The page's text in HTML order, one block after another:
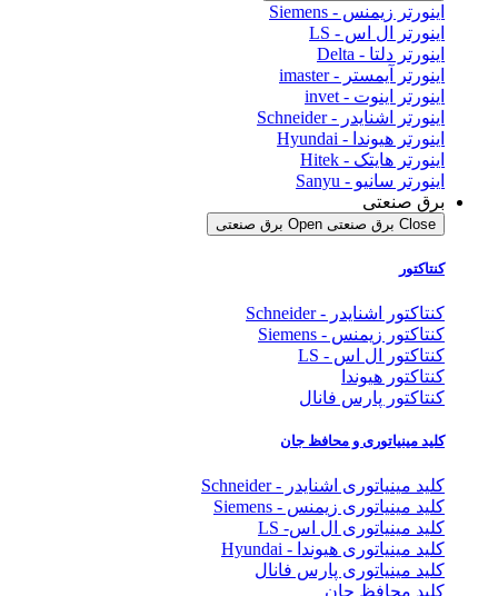
اینورتر زیمنس - Siemens
اینورتر ال اس - LS
اینورتر دلتا - Delta
اینورتر آیمستر - imaster
اینورتر اینوت - invet
اینورتر اشنایدر - Schneider
اینورتر هیوندا - Hyundai
اینورتر هایتک - Hitek
اینورتر سانیو - Sanyu
برق صنعتی
Close برق صنعتی Open برق صنعتی
کنتاکتور
کنتاکتور اشنایدر - Schneider
کنتاکتور زیمنس - Siemens
کنتاکتور ال اس - LS
کنتاکتور هیوندا
کنتاکتور پارس فانال
کلید مینیاتوری و محافظ جان
کلید مینیاتوری اشنایدر - Schneider
کلید مینیاتوری زیمنس - Siemens
کلید مینیاتوری ال اس- LS
کلید مینیاتوری هیوندا - Hyundai
کلید مینیاتوری پارس فانال
کلید محافظ جان